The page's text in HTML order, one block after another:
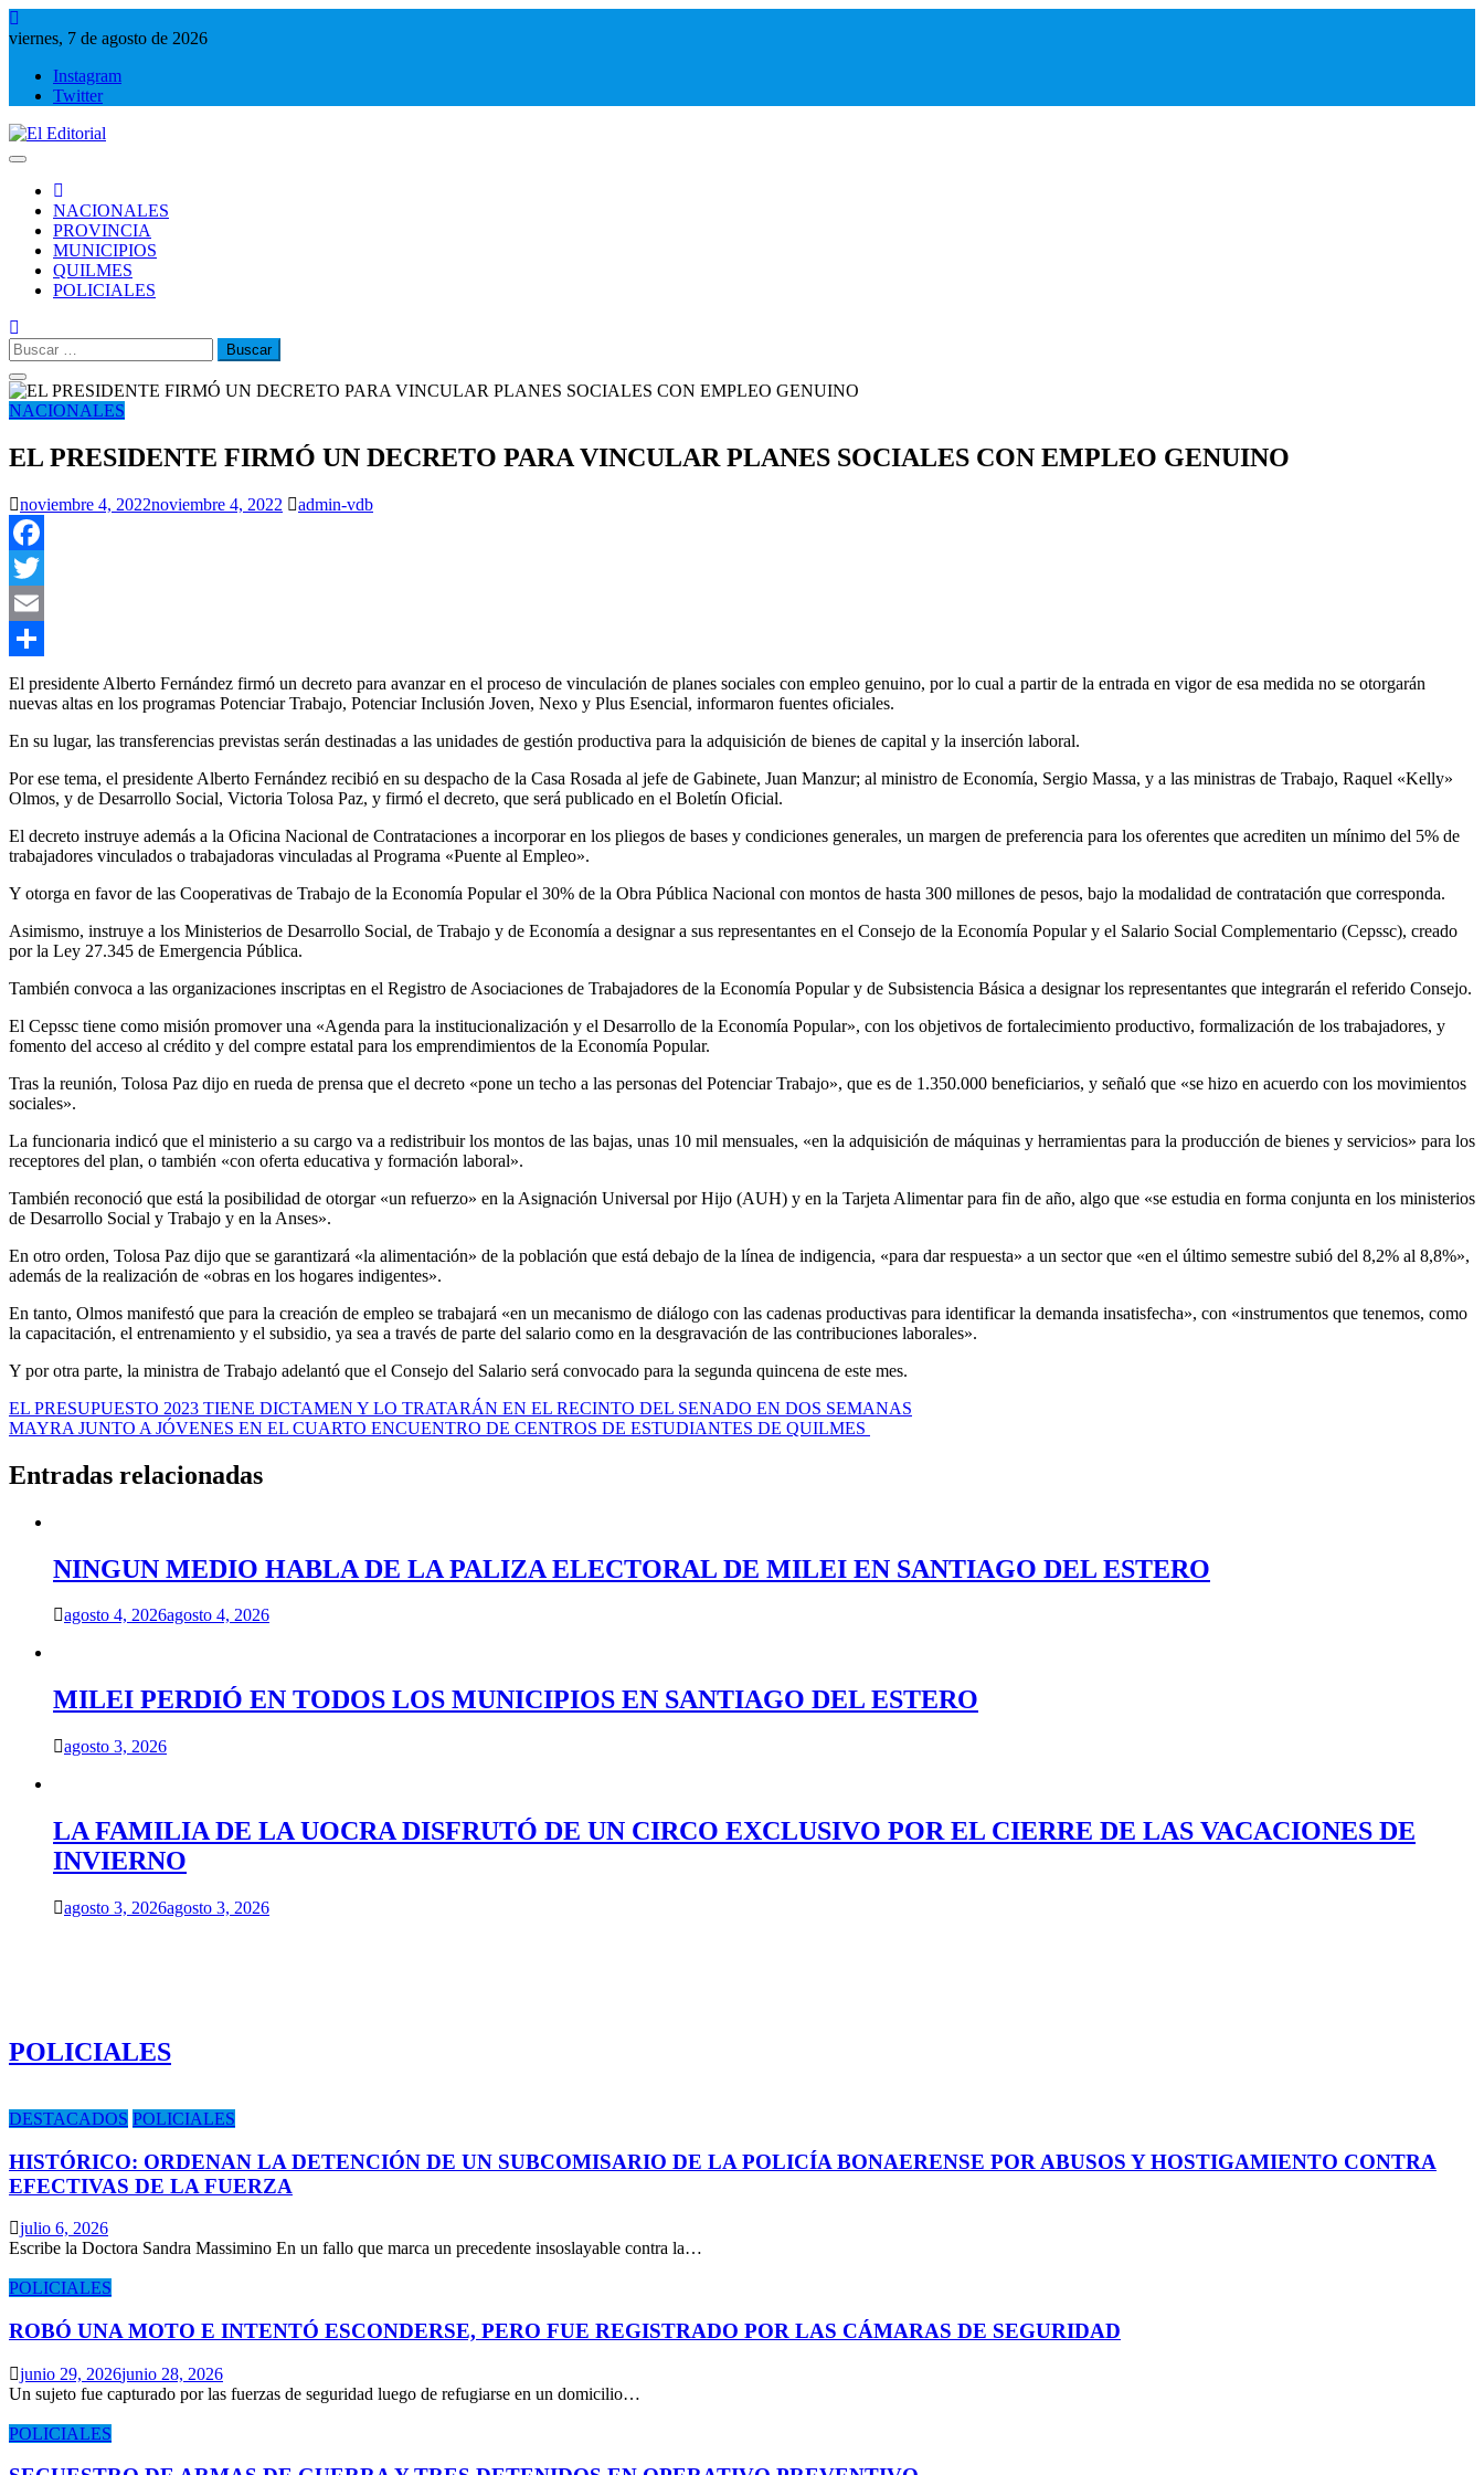
Saltar
al
viernes, 7 de agosto de 2026
Instagram
Twitter
NACIONALES
PROVINCIA
MUNICIPIOS
QUILMES
POLICIALES
Buscar:
NACIONALES
EL PRESIDENTE FIRMÓ UN DECRETO PARA VINCULAR PLANES SOCIALES CON EMPLEO GENUINO
noviembre 4, 2022noviembre 4, 2022 admin-vdb
Facebook
Twitter
Email
Compartir
El presidente Alberto Fernández firmó un decreto para avanzar en el proceso de vinculación de planes sociales con empleo genuino, por lo cual a partir de la entrada en vigor de esa medida no se otorgarán
nuevas altas en los programas Potenciar Trabajo, Potenciar Inclusión Joven, Nexo y Plus Esencial, informaron fuentes oficiales.
En su lugar, las transferencias previstas serán destinadas a las unidades de gestión productiva para la adquisición de bienes de capital y la inserción laboral.
Por ese tema, el presidente Alberto Fernández recibió en su despacho de la Casa Rosada al jefe de Gabinete, Juan Manzur; al ministro de Economía, Sergio Massa, y a las ministras de Trabajo, Raquel «Kelly»
Olmos, y de Desarrollo Social, Victoria Tolosa Paz, y firmó el decreto, que será publicado en el Boletín Oficial.
El decreto instruye además a la Oficina Nacional de Contrataciones a incorporar en los pliegos de bases y condiciones generales, un margen de preferencia para los oferentes que acrediten un mínimo del 5% de
trabajadores vinculados o trabajadoras vinculadas al Programa «Puente al Empleo».
Y otorga en favor de las Cooperativas de Trabajo de la Economía Popular el 30% de la Obra Pública Nacional con montos de hasta 300 millones de pesos, bajo la modalidad de contratación que corresponda.
Asimismo, instruye a los Ministerios de Desarrollo Social, de Trabajo y de Economía a designar a sus representantes en el Consejo de la Economía Popular y el Salario Social Complementario (Cepssc), creado
por la Ley 27.345 de Emergencia Pública.
También convoca a las organizaciones inscriptas en el Registro de Asociaciones de Trabajadores de la Economía Popular y de Subsistencia Básica a designar los representantes que integrarán el referido Consejo.
El Cepssc tiene como misión promover una «Agenda para la institucionalización y el Desarrollo de la Economía Popular», con los objetivos de fortalecimiento productivo, formalización de los trabajadores, y
fomento del acceso al crédito y del compre estatal para los emprendimientos de la Economía Popular.
Tras la reunión, Tolosa Paz dijo en rueda de prensa que el decreto «pone un techo a las personas del Potenciar Trabajo», que es de 1.350.000 beneficiarios, y señaló que «se hizo en acuerdo con los movimientos
sociales».
La funcionaria indicó que el ministerio a su cargo va a redistribuir los montos de las bajas, unas 10 mil mensuales, «en la adquisición de máquinas y herramientas para la producción de bienes y servicios» para los
receptores del plan, o también «con oferta educativa y formación laboral».
También reconoció que está la posibilidad de otorgar «un refuerzo» en la Asignación Universal por Hijo (AUH) y en la Tarjeta Alimentar para fin de año, algo que «se estudia en forma conjunta en los ministerios
de Desarrollo Social y Trabajo y en la Anses».
En otro orden, Tolosa Paz dijo que se garantizará «la alimentación» de la población que está debajo de la línea de indigencia, «para dar respuesta» a un sector que «en el último semestre subió del 8,2% al 8,8%»,
además de la realización de «obras en los hogares indigentes».
En tanto, Olmos manifestó que para la creación de empleo se trabajará «en un mecanismo de diálogo con las cadenas productivas para identificar la demanda insatisfecha», con «instrumentos que tenemos, como
la capacitación, el entrenamiento y el subsidio, ya sea a través de parte del salario como en la desgravación de las contribuciones laborales».
Y por otra parte, la ministra de Trabajo adelantó que el Consejo del Salario será convocado para la segunda quincena de este mes.
Navegación
de
entradas
EL PRESUPUESTO 2023 TIENE DICTAMEN Y LO TRATARÁN EN EL RECINTO DEL SENADO EN DOS SEMANAS
MAYRA JUNTO A JÓVENES EN EL CUARTO ENCUENTRO DE CENTROS DE ESTUDIANTES DE QUILMES
Entradas relacionadas
NINGUN MEDIO HABLA DE LA PALIZA ELECTORAL DE MILEI EN SANTIAGO DEL ESTERO
agosto 4, 2026agosto 4, 2026
MILEI PERDIÓ EN TODOS LOS MUNICIPIOS EN SANTIAGO DEL ESTERO
agosto 3, 2026
LA FAMILIA DE LA UOCRA DISFRUTÓ DE UN CIRCO EXCLUSIVO POR EL CIERRE DE LAS VACACIONES DE
INVIERNO
agosto 3, 2026agosto 3, 2026
POLICIALES
DESTACADOS POLICIALES
HISTÓRICO: ORDENAN LA DETENCIÓN DE UN SUBCOMISARIO DE LA POLICÍA BONAERENSE POR ABUSOS Y HOSTIGAMIENTO CONTRA
EFECTIVAS DE LA FUERZA
julio 6, 2026
Escribe la Doctora Sandra Massimino En un fallo que marca un precedente insoslayable contra la…
POLICIALES
ROBÓ UNA MOTO E INTENTÓ ESCONDERSE, PERO FUE REGISTRADO POR LAS CÁMARAS DE SEGURIDAD
junio 29, 2026junio 28, 2026
Un sujeto fue capturado por las fuerzas de seguridad luego de refugiarse en un domicilio…
POLICIALES